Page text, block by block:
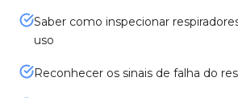
Saber como inspecionar
uso
Reconhecer os sinais de falha do